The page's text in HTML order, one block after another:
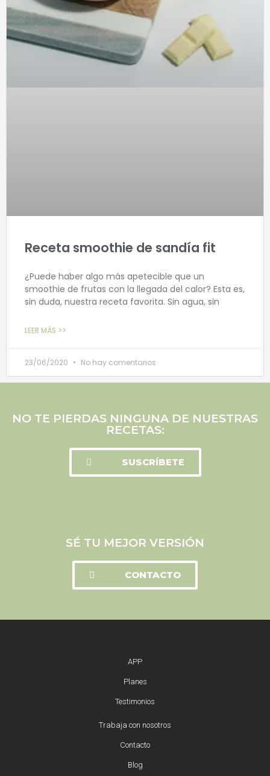
Receta smoothie de sandía fit
¿Puede haber algo más apetecible que un
smoothie de frutas con la llegada del calor? Esta es,
sin duda, nuestra receta favorita. Sin agua, sin
LEER MÁS >>
23/06/2020 No hay comentarios
NO TE PIERDAS NINGUNA DE NUESTRAS
RECETAS:
SUSCRÍBETE
SÉ TU MEJOR VERSIÓN
CONTACTO
APP
Planes
Testimonios
Trabaja con nosotros
Contacto
Blog